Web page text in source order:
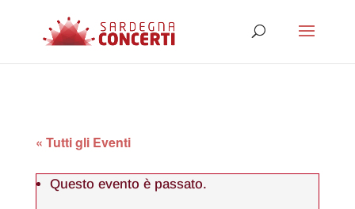
« Tutti gli Eventi
Questo evento è passato.